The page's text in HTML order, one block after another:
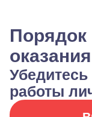
Порядок
работы